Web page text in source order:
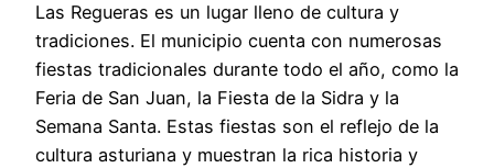
Las Regueras es un lugar lleno de cultura y
tradiciones. El municipio cuenta con numerosas
fiestas tradicionales durante todo el año, como la
Feria de San Juan, la Fiesta de la Sidra y la
Semana Santa. Estas fiestas son el reflejo de la
cultura asturiana y muestran la rica historia y